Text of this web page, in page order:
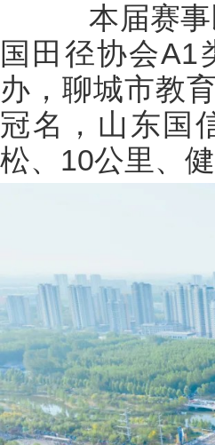
本届赛事以
国田径协会A1
办，聊城市教
冠名，山东国
松、10公里、